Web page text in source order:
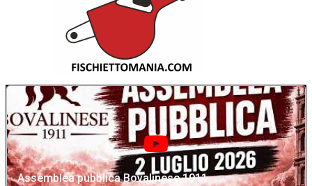
Assemblea pubblica Bovalinese 1911